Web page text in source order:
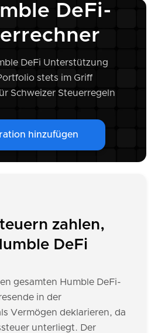
DeFi-
DeFi Unterstützung
stets im Griff
Schweizer Steuerregeln
hinzufügen
zahlen,
DeFi
gesamten Humble DeFi-
in der
Vermögen deklarieren, da
unterliegt. Der